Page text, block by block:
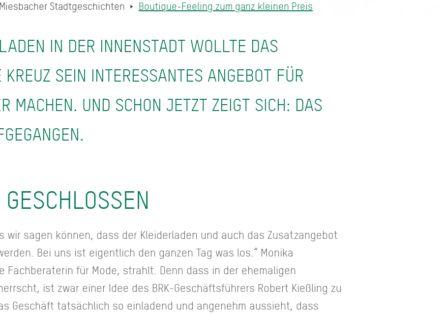
Miesbacher Stadtgeschichten Boutique-Feeling zum ganz kleinen Preis
IN DER INNENSTADT WOLLTE DAS
KREUZ SEIN INTERESSANTES ANGEBOT FÜR
MACHEN. UND SCHON JETZT ZEIGT SICH: DAS
wir sagen können, dass der Kleiderladen und auch das Zusatzangebot
Bei uns ist eigentlich den ganzen Tag was los.“ Monika
Fachberaterin für Mode, strahlt. Denn dass in der ehemaligen
ist zwar einer Idee des BRK-Geschäftsführers Robert Kießling zu
Geschäft tatsächlich so einladend und angenehm aussieht, dass